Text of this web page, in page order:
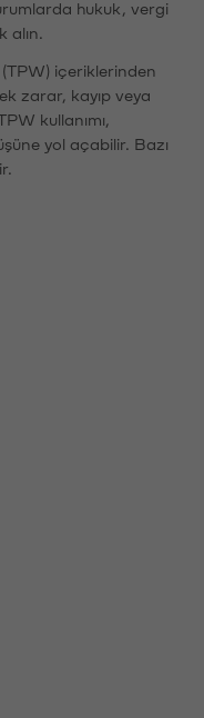
hukuk, vergi
alın.
içeriklerinden
zarar, kayıp veya
kullanımı,
yol açabilir. Bazı